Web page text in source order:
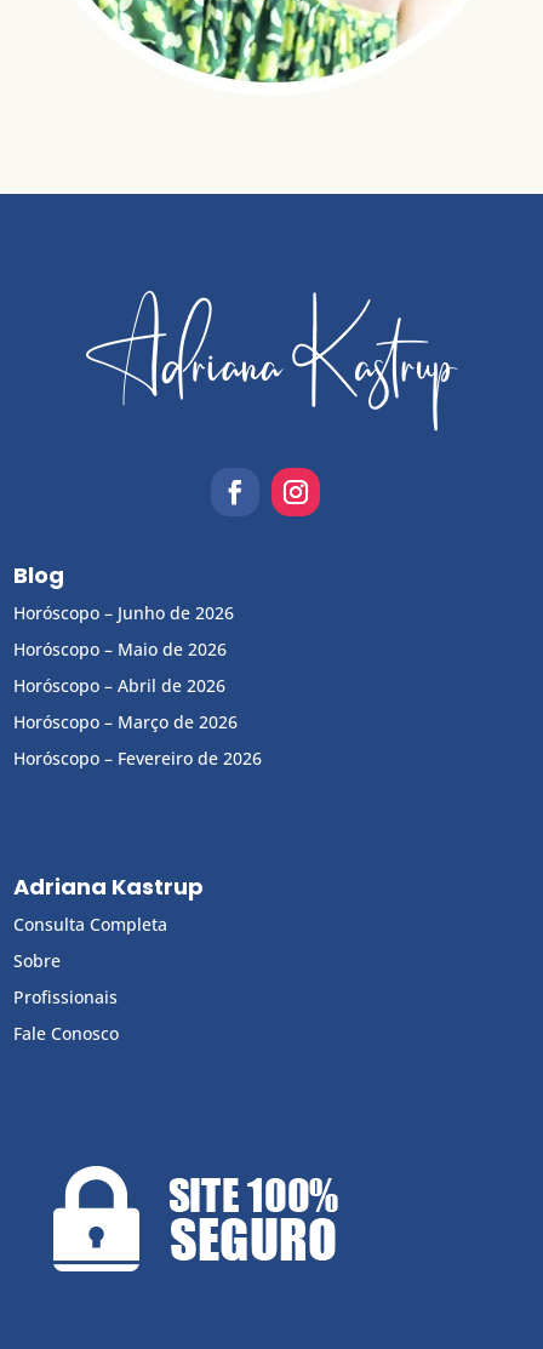
Blog
Horóscopo – Junho de 2026
Horóscopo – Maio de 2026
Horóscopo – Abril de 2026
Horóscopo – Março de 2026
Horóscopo – Fevereiro de 2026
Adriana Kastrup
Consulta Completa
Sobre
Profissionais
Fale Conosco